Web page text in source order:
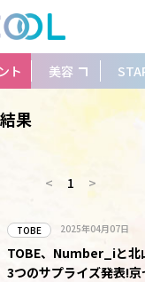
ト 美容
果
< 1 >
TOBE 2025年04月07日
TOBE、Number_iと北
3つのサプライズ発表!